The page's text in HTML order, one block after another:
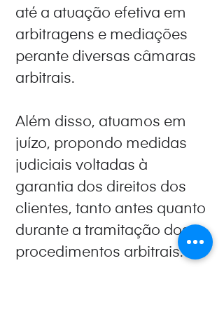
até a atuação efetiva em
arbitragens e mediações
perante diversas câmaras
arbitrais.
Além disso, atuamos em
juízo, propondo medidas
judiciais voltadas à
garantia dos direitos dos
clientes, tanto antes quanto
durante a tramitação dos
procedimentos arbitrais.